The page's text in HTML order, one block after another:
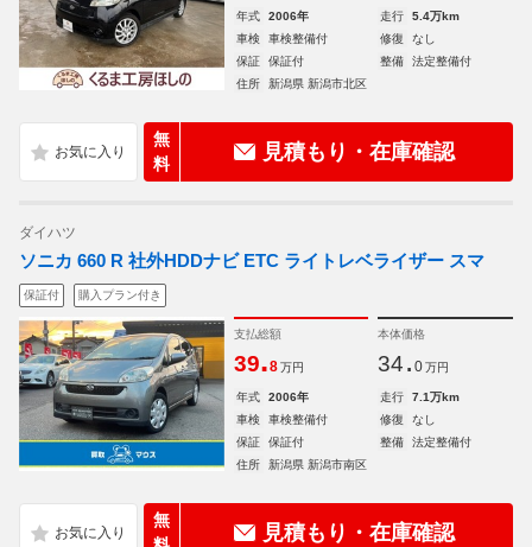
年式 2006年 走行
5.4万km
車検
車検整備付 修復
なし
保証
保証付 整備
法定整備付
住所
新潟県 新潟市北区
無
料
見積もり・在庫確認
ダイハツ
ソニカ 660 R 社外HDDナビ ETC ライトレベライザー スマ
保証付 購入プラン付き
支払総額
39.8 万円
本体価格
34. 0 万円
年式 2006年 走行
7.1万km
車検
車検整備付 修復
なし
保証
保証付 整備
法定整備付
住所
新潟県 新潟市南区
無
見積もり・在庫確認